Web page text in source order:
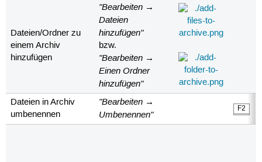
Dateien/Ordner zu
einem Archiv
hinzufügen
"Bearbeiten →
Dateien
hinzufügen"
bzw.
"Bearbeiten →
Einen Ordner
hinzufügen"
Dateien in Archiv
umbenennen
"Bearbeiten →
Umbenennen"
F2